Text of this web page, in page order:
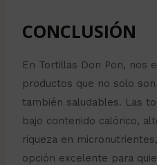
CONCLUSIÓN
En Tortillas Don Pon, nos
productos que no solo
también saludables. Las
bajo contenido calórico,
riqueza en
opción excelente para